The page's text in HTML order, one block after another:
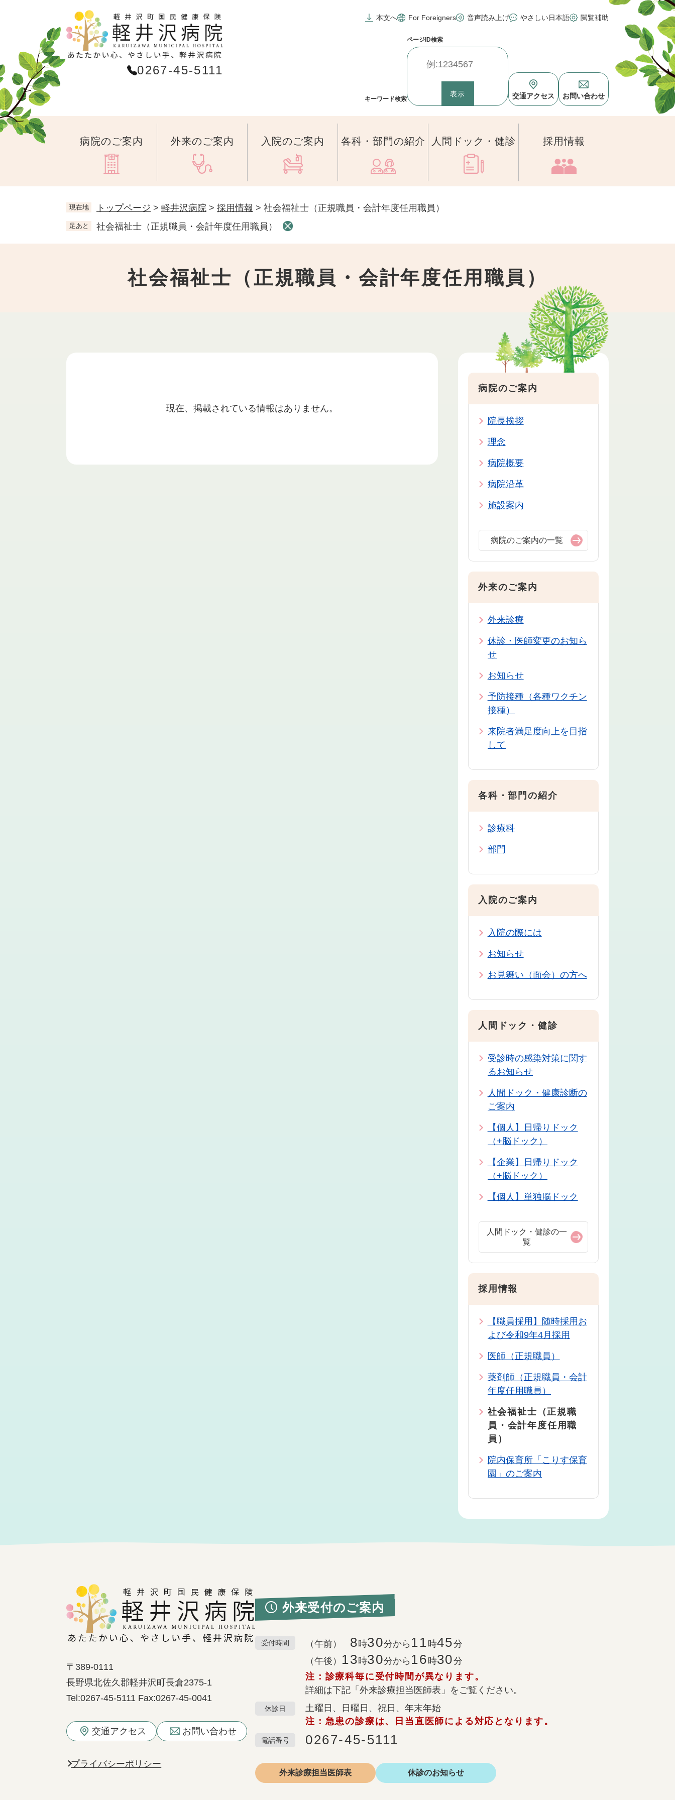
頭
で
す
。
0267-45-5111
本文へ For Foreigners 音声読み上げ やさしい日本語 閲覧補助
キーワード検索
ページID検索
交通アクセス お問い合わせ
病院のご案内 外来のご案内 入院のご案内 各科・部門の紹介 人間ドック・健診 採用情報
現在地 トップページ > 軽井沢病院 > 採用情報 > 社会福祉士（正規職員・会計年度任用職員）
足あと 社会福祉士（正規職員・会計年度任用職員）
社会福祉士（正規職員・会計年度任用職員）
現在、掲載されている情報はありません。
病院のご案内
院長挨拶
理念
病院概要
病院沿革
施設案内
病院のご案内の一覧
外来のご案内
外来診療
休診・医師変更のお知ら
せ
お知らせ
予防接種（各種ワクチン
接種）
来院者満足度向上を目指
して
各科・部門の紹介
診療科
部門
入院のご案内
入院の際には
お知らせ
お見舞い（面会）の方へ
人間ドック・健診
受診時の感染対策に関す
るお知らせ
人間ドック・健康診断の
ご案内
【個人】日帰りドック
（+脳ドック）
【企業】日帰りドック
（+脳ドック）
【個人】単独脳ドック
人間ドック・健診の一
覧
採用情報
【職員採用】随時採用お
よび令和9年4月採用
医師（正規職員）
薬剤師（正規職員・会計
年度任用職員）
社会福祉士（正規職
員・会計年度任用職
員）
院内保育所「こりす保育
園」のご案内
外来受付のご案内
受付時間 （午前） 8時30分から 11 時45分
（午後） 13時30分から 16 時30分
注：診療科毎に受付時間が異なります。
詳細は下記「外来診療担当医師表」をご覧ください。
休診日
土曜日、日曜日、祝日、年末年始
注：急患の診療は、日当直医師による対応となります。
電話番号 0267-45-5111
外来診療担当医師表 休診のお知らせ
〒389-0111
長野県北佐久郡軽井沢町長倉2375-1
Tel:0267-45-5111 Fax:0267-45-0041
交通アクセス お問い合わせ
プライバシーポリシー